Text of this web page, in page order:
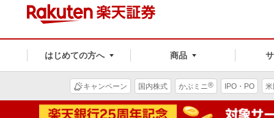
はじめての方へ 商品
キャンペーン 国内株式 かぶミニ® IPO・PO